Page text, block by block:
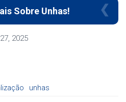
Sobre Unhas!
2025
unhas